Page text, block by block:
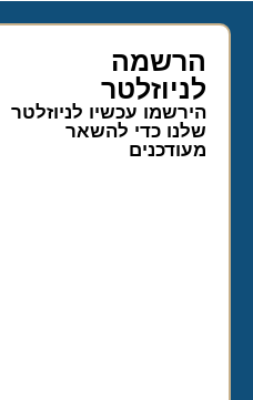
הרשמה
לניוזלטר​
הירשמו עכשיו לניוזלטר
שלנו כדי להשאר
מעודכנים